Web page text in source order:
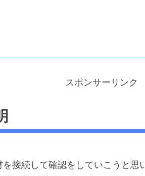
スポンサーリンク
接続して確認をしていこうと